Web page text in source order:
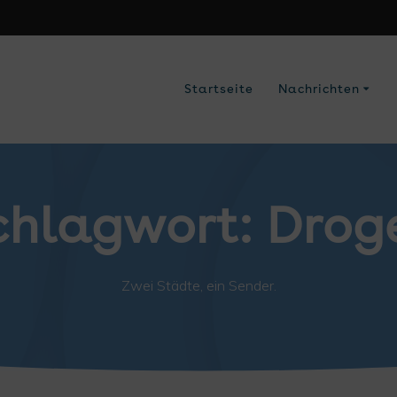
Startseite Nachrichten
Zwei Städte, ein Sender.